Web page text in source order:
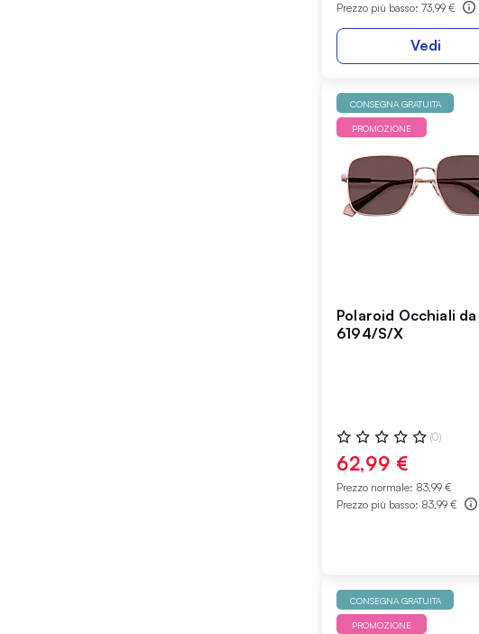
Prezzo più basso: 73,99 €
Vedi
CONSEGNA GRATUITA
PROMOZIONE
Polaroid Occhiali
6194/S/X
Valutazione:
0%
(0)
62,99 €
Prezzo normale: 83,99 €
Prezzo più basso: 83,99 €
CONSEGNA GRATUITA
PROMOZIONE